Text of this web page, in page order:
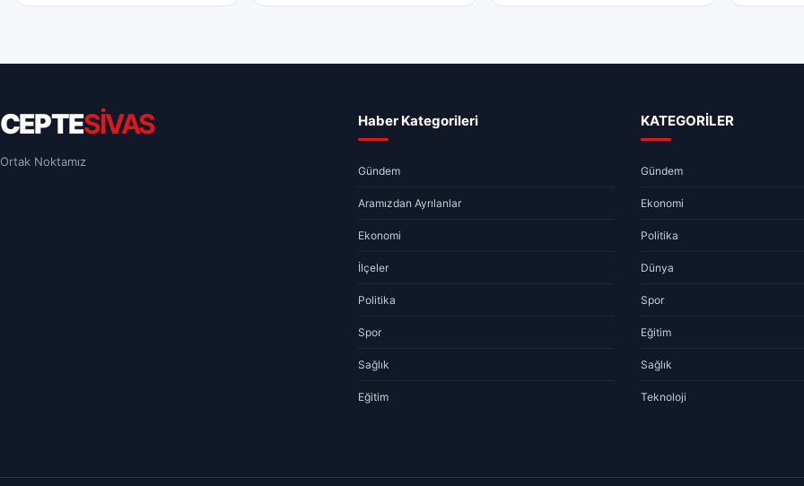
CEPTESİVAS
Ortak Noktamız
Haber Kategorileri
Gündem
Aramızdan Ayrılanlar
Ekonomi
İlçeler
Politika
Spor
Sağlık
Eğitim
KATEGORİLER
Gündem
Ekonomi
Politika
Dünya
Spor
Eğitim
Sağlık
Teknoloji